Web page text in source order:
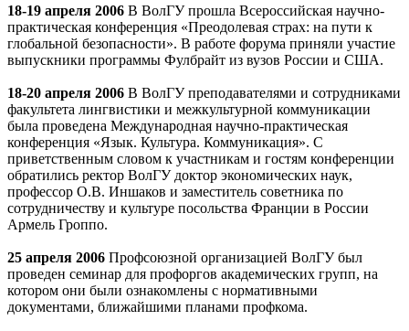
18-19 апреля 2006 В ВолГУ прошла Всероссийская научно-
практическая конференция «Преодолевая страх: на пути к
глобальной безопасности». В работе форума приняли участие
выпускники программы Фулбрайт из вузов России и США.
18-20 апреля 2006 В ВолГУ преподавателями и сотрудниками
факультета лингвистики и межкультурной коммуникации
была проведена Международная научно-практическая
конференция «Язык. Культура. Коммуникация». С
приветственным словом к участникам и гостям конференции
обратились ректор ВолГУ доктор экономических наук,
профессор О.В. Иншаков и заместитель советника по
сотрудничеству и культуре посольства Франции в России
Армель Гроппо.
25 апреля 2006 Профсоюзной организацией ВолГУ был
проведен семинар для профоргов академических групп, на
котором они были ознакомлены с нормативными
документами, ближайшими планами профкома.